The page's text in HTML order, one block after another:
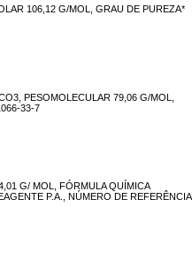
106,12 G/MOL, GRAU DE PUREZA*
PESOMOLECULAR 79,06 G/MOL,
33-7
G/ MOL, FÓRMULA QUÍMICA
P.A., NÚMERO DE REFERÊNCIA